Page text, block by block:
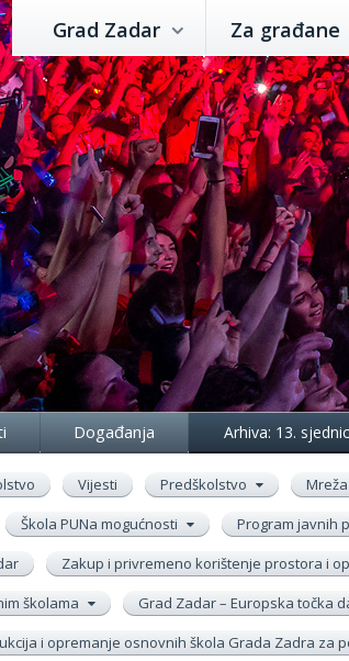
Grad Zadar Za građane
Događanja Arhiva: 13.
Vijesti Predškolstvo
Škola PUNa mogućnosti
Program javnih
Zakup i privremeno korištenje prostora i
školama
Grad Zadar – Europska točka
i opremanje osnovnih škola Grada Zadra za